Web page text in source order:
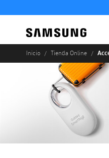
Inicio Tienda Online